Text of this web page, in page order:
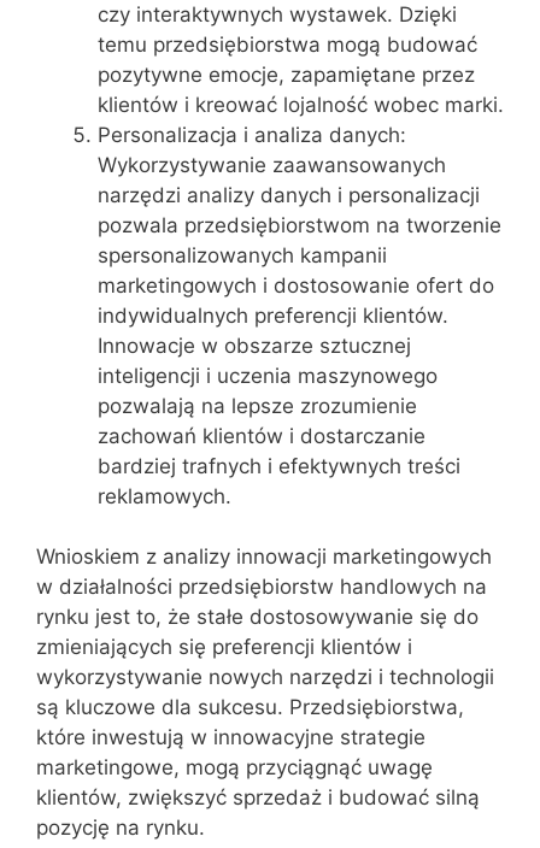
czy interaktywnych wystawek. Dzięki
temu przedsiębiorstwa mogą budować
pozytywne emocje, zapamiętane przez
klientów i kreować lojalność wobec marki.
Personalizacja i analiza danych:
Wykorzystywanie zaawansowanych
narzędzi analizy danych i personalizacji
pozwala przedsiębiorstwom na tworzenie
spersonalizowanych kampanii
marketingowych i dostosowanie ofert do
indywidualnych preferencji klientów.
Innowacje w obszarze sztucznej
inteligencji i uczenia maszynowego
pozwalają na lepsze zrozumienie
zachowań klientów i dostarczanie
bardziej trafnych i efektywnych treści
reklamowych.
Wnioskiem z analizy innowacji marketingowych
w działalności przedsiębiorstw handlowych na
rynku jest to, że stałe dostosowywanie się do
zmieniających się preferencji klientów i
wykorzystywanie nowych narzędzi i technologii
są kluczowe dla sukcesu. Przedsiębiorstwa,
które inwestują w innowacyjne strategie
marketingowe, mogą przyciągnąć uwagę
klientów, zwiększyć sprzedaż i budować silną
pozycję na rynku.